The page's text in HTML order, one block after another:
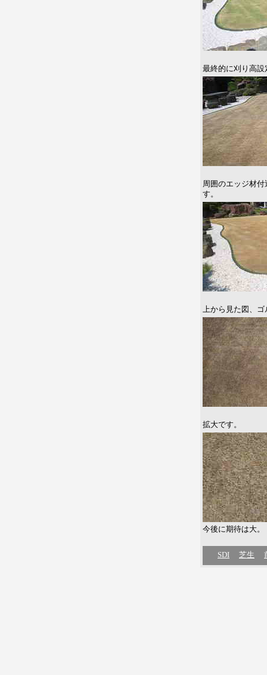
最終的に刈り高設
周囲のエッジ材
す。
上から見た図、
拡大です。
今後に期待は大。
SDI 芝生